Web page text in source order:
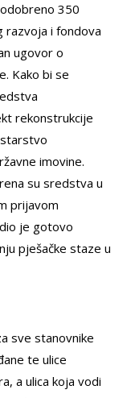
350
razvoja i fondova
ugovor o
Kako bi se
rekonstrukcije
imovine.
su sredstva u
prijavom
je gotovo
pješačke staze u
sve stanovnike
te ulice
a ulica koja vodi